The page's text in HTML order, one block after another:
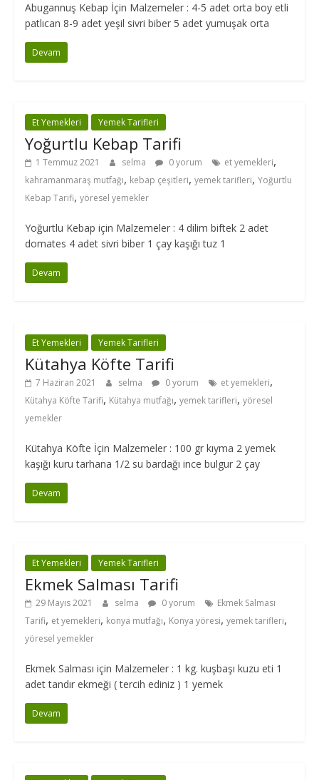
Abugannuş Kebap İçin Malzemeler : 4-5 adet orta boy etli
patlıcan 8-9 adet yeşil sivri biber 5 adet yumuşak orta
Devam
Et Yemekleri Yemek Tarifleri
Yoğurtlu Kebap Tarifi
1 Temmuz 2021 selma 0 yorum et yemekleri,
kahramanmaraş mutfağı, kebap çeşitleri, yemek tarifleri, Yoğurtlu
Kebap Tarifi, yöresel yemekler
Yoğurtlu Kebap için Malzemeler : 4 dilim biftek 2 adet
domates 4 adet sivri biber 1 çay kaşığı tuz 1
Devam
Et Yemekleri Yemek Tarifleri
Kütahya Köfte Tarifi
7 Haziran 2021 selma 0 yorum et yemekleri,
Kütahya Köfte Tarifi, Kütahya mutfağı, yemek tarifleri, yöresel
yemekler
Kütahya Köfte İçin Malzemeler : 100 gr kıyma 2 yemek
kaşığı kuru tarhana 1/2 su bardağı ince bulgur 2 çay
Devam
Et Yemekleri Yemek Tarifleri
Ekmek Salması Tarifi
29 Mayıs 2021 selma 0 yorum
Ekmek Salması
Tarifi, et yemekleri, konya mutfağı, Konya yöresi, yemek tarifleri,
yöresel yemekler
Ekmek Salması için Malzemeler : 1 kg. kuşbaşı kuzu eti 1
adet tandır ekmeği ( tercih ediniz ) 1 yemek
Devam